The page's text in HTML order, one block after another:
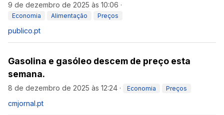
9 de dezembro de 2025 às 10:06 ·
Economia Alimentação Preços
publico.pt
Gasolina e gasóleo descem de preço esta
semana.
8 de dezembro de 2025 às 12:24 · Economia Preços
cmjornal.pt